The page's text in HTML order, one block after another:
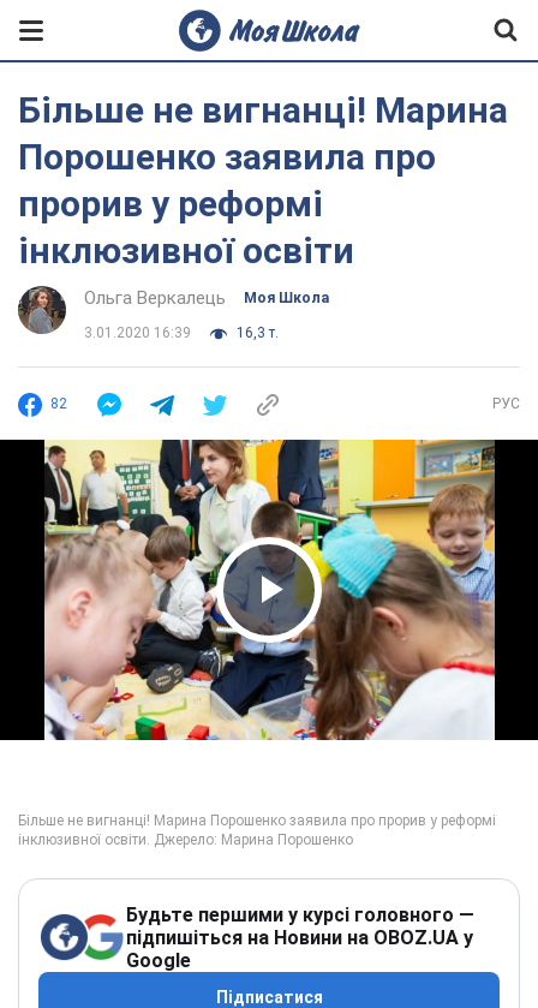
Більше не вигнанці! Марина
Порошенко заявила про
прорив у реформі
інклюзивної освіти
Ольга Веркалець Моя Школа
3.01.2020 16:39 16,3 т.
82 РУС
Play Video
Будьте першими у курсі головного —
підпишіться на Новини на OBOZ.UA у
Google
Підписатися